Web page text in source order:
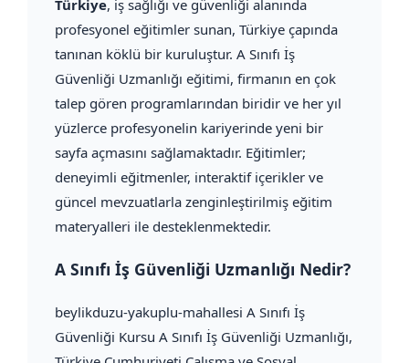
Türkiye, iş sağlığı ve güvenliği alanında
profesyonel eğitimler sunan, Türkiye çapında
tanınan köklü bir kuruluştur. A Sınıfı İş
Güvenliği Uzmanlığı eğitimi, firmanın en çok
talep gören programlarından biridir ve her yıl
yüzlerce profesyonelin kariyerinde yeni bir
sayfa açmasını sağlamaktadır. Eğitimler;
deneyimli eğitmenler, interaktif içerikler ve
güncel mevzuatlarla zenginleştirilmiş eğitim
materyalleri ile desteklenmektedir.
A Sınıfı İş Güvenliği Uzmanlığı Nedir?
beylikduzu-yakuplu-mahallesi A Sınıfı İş
Güvenliği Kursu A Sınıfı İş Güvenliği Uzmanlığı,